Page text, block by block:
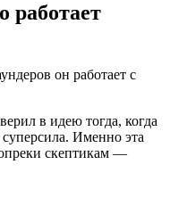
работает
он работает с
в идею тогда, когда
Именно эта
скептикам —